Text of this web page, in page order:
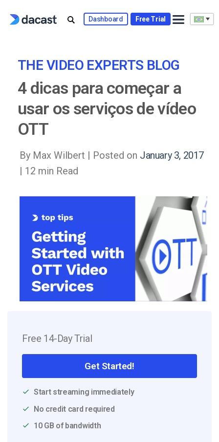
Dashboard Free Trial
THE VIDEO EXPERTS BLOG
4 dicas para começar a
usar os serviços de vídeo
OTT
By Max Wilbert | Posted on January 3, 2017
| 12 min Read
Free 14-Day Trial
Get Started!
Start streaming immediately
No credit card required
10 GB of bandwidth